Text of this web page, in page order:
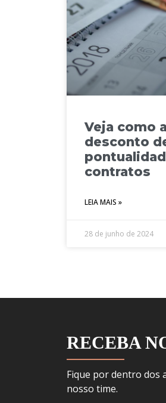
Veja como
desconto
contratos
LEIA MAIS »
28 de junho de 2024
RECEBA
Fique por dentro dos
nosso time.